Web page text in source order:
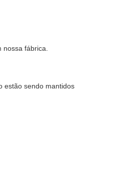
fábrica.
estão sendo mantidos